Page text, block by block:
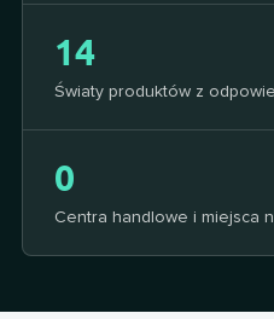
14
Światy produktów z
0
Centra handlowe i miejsca